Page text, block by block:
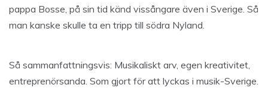
pappa Bosse, på sin tid känd vissångare även i Sverige. Så
man kanske skulle ta en tripp till södra Nyland.
Så sammanfattningsvis: Musikaliskt arv, egen kreativitet,
entreprenörsanda. Som gjort för att lyckas i musik-Sverige.